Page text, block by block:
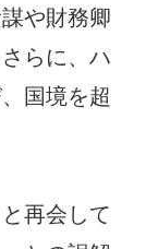
や財務卿
らに、ハ
国境を超
再会して